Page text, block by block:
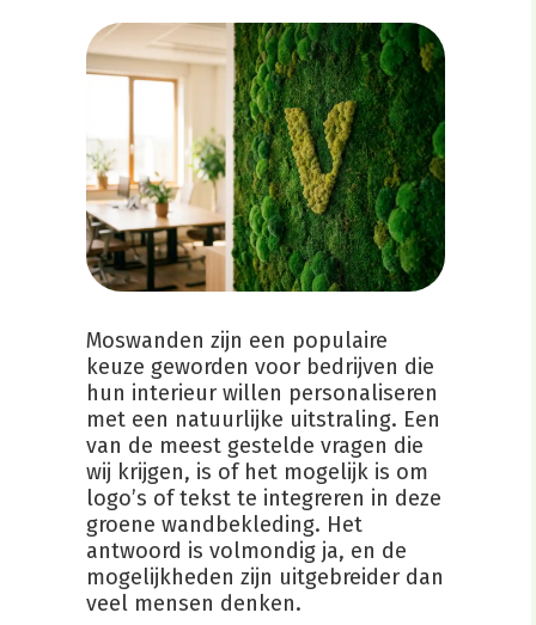
Moswanden zijn een populaire
keuze geworden voor bedrijven die
hun interieur willen personaliseren
met een natuurlijke uitstraling. Een
van de meest gestelde vragen die
wij krijgen, is of het mogelijk is om
logo’s of tekst te integreren in deze
groene wandbekleding. Het
antwoord is volmondig ja, en de
mogelijkheden zijn uitgebreider dan
veel mensen denken.